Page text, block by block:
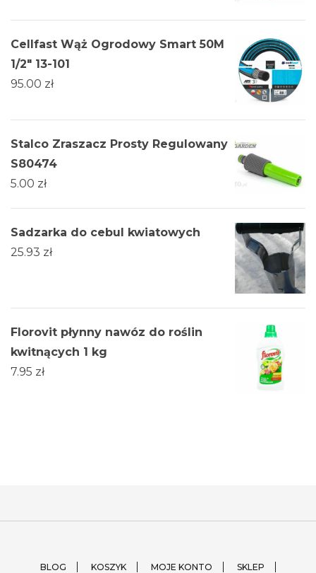
Cellfast Wąż Ogrodowy Smart 50M
1/2" 13-101
95.00 zł
Stalco Zraszacz Prosty Regulowany
S80474
5.00 zł
Sadzarka do cebul kwiatowych
25.93 zł
Florovit płynny nawóz do roślin
kwitnących 1 kg
7.95 zł
BLOG KOSZYK MOJE KONTO SKLEP